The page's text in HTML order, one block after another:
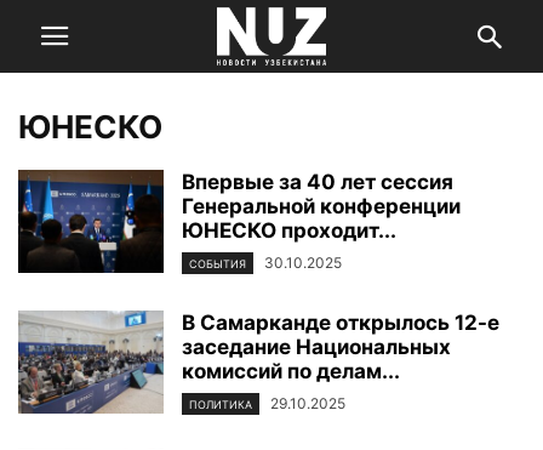
ЮНЕСКО
Впервые за 40 лет сессия
Генеральной конференции
ЮНЕСКО проходит...
СОБЫТИЯ 30.10.2025
В Самарканде открылось 12-е
заседание Национальных
комиссий по делам...
ПОЛИТИКА 29.10.2025